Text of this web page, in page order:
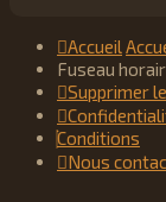
Accueil
Fuseau
Supprimer
Conditions
Nous